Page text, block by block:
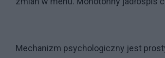
Mechanizm psychologiczny jest